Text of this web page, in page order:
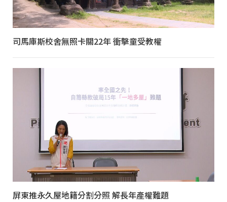
司馬庫斯校舍無照卡關22年 衝擊童受教權
屏東推永久屋地籍分割分照 解長年產權難題